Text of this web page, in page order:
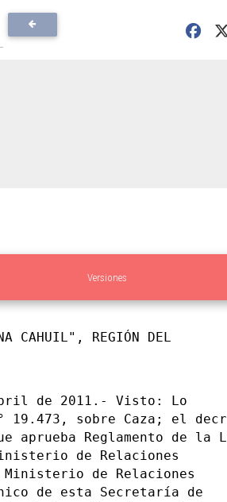
Versiones
CAHUIL", REGIÓN DEL
de 2011.- Visto: Lo
sobre Caza; el
aprueba Reglamento de la
de Relaciones
de Relaciones
de esta Secretaría de